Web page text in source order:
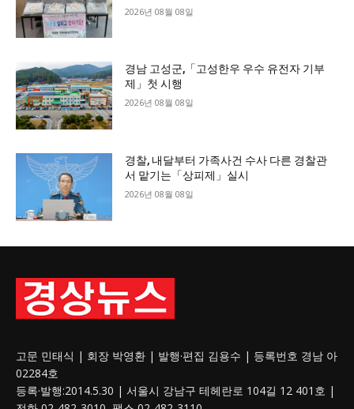
2026년 08월 08일
경남 고성군,「고성한우 우수 유전자 기부
제」첫 시행
2026년 08월 08일
경찰, 내달부터 가족사건 수사 다른 경찰관
서 맡기는「상피제」실시
2026년 08월 08일
고문 민태식 | 회장 박영환 | 발행·편집 김용수 | 등록번호 경남 아
02284호
등록·발행:2014.5.30 | 서울시 강남구 테헤란로 104길 12 401호 |